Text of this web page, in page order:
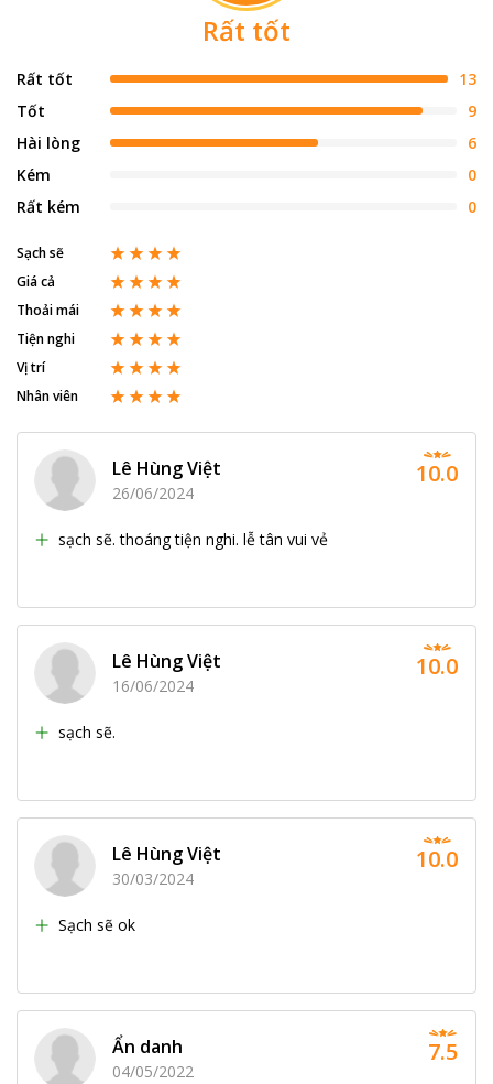
Rất tốt
Rất tốt
13
Tốt
9
Hài lòng
6
Kém
0
Rất kém
0
Sạch sẽ
Giá cả
Thoải mái
Tiện nghi
Vị trí
Nhân viên
Lê Hùng Việt
26/06/2024
sạch sẽ. thoáng tiện nghi. lễ tân vui vẻ
10.0
Lê Hùng Việt
16/06/2024
sạch sẽ.
10.0
Lê Hùng Việt
30/03/2024
Sạch sẽ ok
10.0
Ẩn danh
04/05/2022
7.5